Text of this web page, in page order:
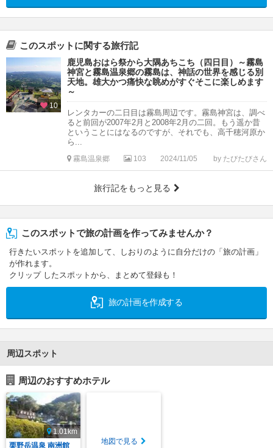
このスポットに関する旅行記
10
鹿児島おはら祭から大隅あちこち（四日目）～霧島
神宮と霧島温泉郷の霧島は、神話の世界を感じる別
天地。雄大かつ痛快な眺めがすぐそこに楽しめます
～
レンタカーの二日目は霧島周辺です。霧島神宮は、調べ
ると前回が2007年2月と2008年2月の二回。もう遥か昔
ということにはなるのですが、それでも、高千穂河原か
ら...
霧島温泉郷 103 2024/11/05 by たびたびさん
旅行記をもっと見る
このスポットで旅の計画を作ってみませんか？
行きたいスポットを追加して、しおりのように自分だけの「旅の計画」
が作れます。
クリップ したスポットから、まとめて登録も！
旅の計画を作成する
周辺スポット
周辺のおすすめホテル
1.01km
栗野岳温泉 南洲館
地図で見る